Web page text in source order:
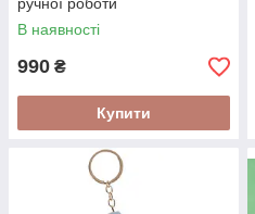
В наявності
990 ₴
Купити